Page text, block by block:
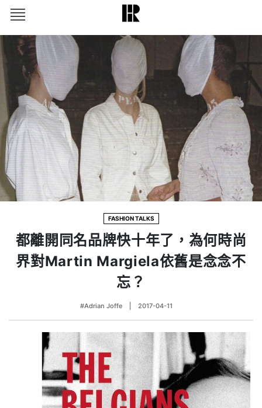
FASHION TALKS
都離開同名品牌快十年了，為何時尚
界對Martin Margiela依舊是念念不
忘？
#Adrian Joffe 2017-04-11